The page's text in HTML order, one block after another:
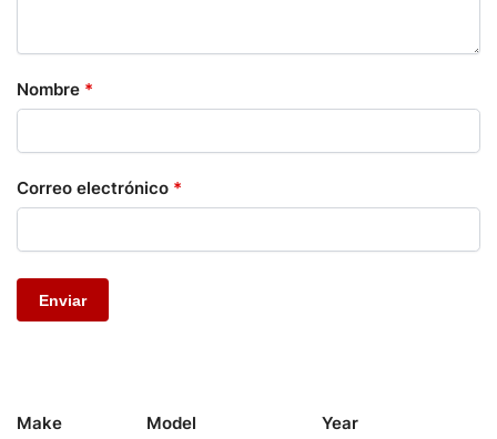
Nombre *
Correo electrónico *
Make Model
Year